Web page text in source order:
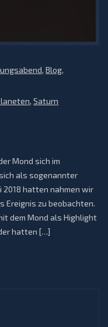
,Blog,
,Saturn
Mond sich im
als sogenannter
2018 hatten nahmen wir
Ereignis zu beobachten.
dem Mond als Highlight
hatten […]